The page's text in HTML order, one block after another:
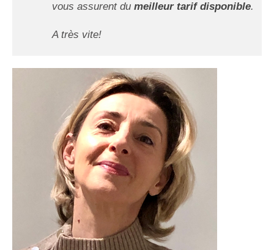
vous assurent du meilleur tarif disponible.
A très vite!